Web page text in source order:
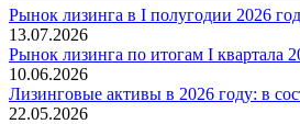
Рынок лизинга в I полугодии 2026
13.07.2026
Рынок лизинга по итогам I квартала
10.06.2026
Лизинговые активы в 2026 году: в
22.05.2026